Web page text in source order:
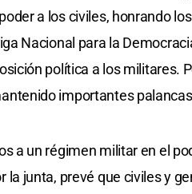
a los civiles, honrando
Nacional para la
política a los militares.
importantes
a un régimen militar en el
la junta, prevé que civiles y